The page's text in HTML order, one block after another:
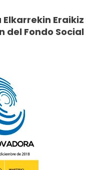
Eraikiz
del Fondo Social